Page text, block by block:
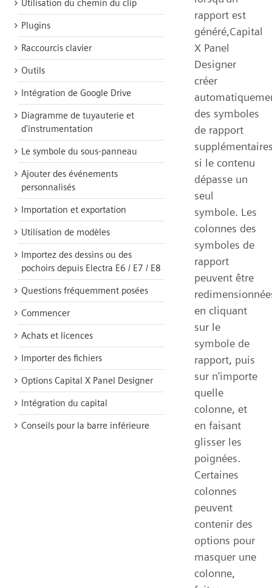
Utilisation du chemin du clip
Plugins
Raccourcis clavier
Outils
Intégration de Google Drive
Diagramme de tuyauterie et
d'instrumentation
Le symbole du sous-panneau
Ajouter des événements
personnalisés
Importation et exportation
Utilisation de modèles
Importez des dessins ou des
pochoirs depuis Electra E6 / E7 / E8
Questions fréquemment posées
Commencer
Achats et licences
Importer des fichiers
Options Capital X Panel Designer
Intégration du capital
Conseils pour la barre inférieure
rapport est
généré,Capital
X Panel
Designer
créer
des symboles
de rapport
si le contenu
dépasse un
seul
symbole. Les
colonnes des
symboles de
rapport
peuvent être
en cliquant
sur le
symbole de
rapport, puis
sur n'importe
quelle
colonne, et
en faisant
glisser les
poignées.
Certaines
colonnes
peuvent
contenir des
options pour
masquer une
colonne,